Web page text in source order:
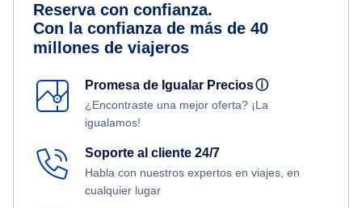
Reserva con confianza.
Con la confianza de más de 40
millones de viajeros
Promesa de Igualar Preciosⓘ
¿Encontraste una mejor oferta? ¡La
igualamos!
Soporte al cliente 24/7
Habla con nuestros expertos en viajes, en
cualquier lugar